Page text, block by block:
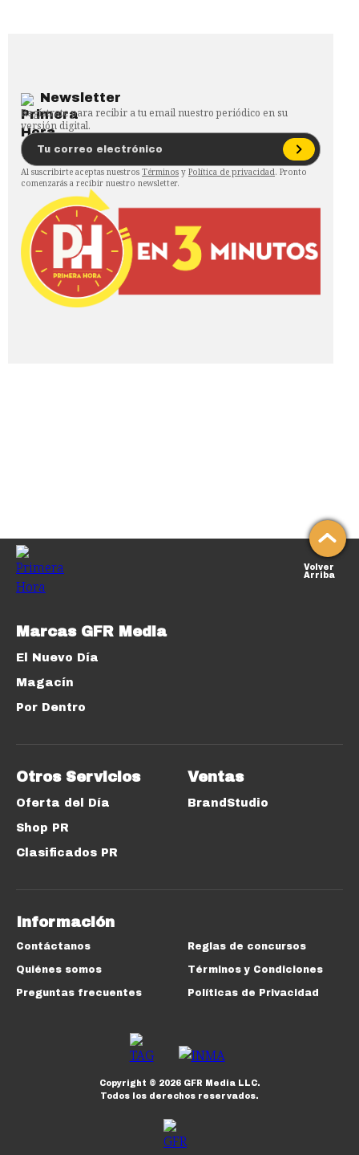
Newsletter
Regístrate para recibir a tu email nuestro periódico en su
versión digital.
Al suscribirte aceptas nuestros Términos y Política de privacidad. Pronto
comenzarás a recibir nuestro newsletter.
Volver
Arriba
Marcas GFR Media
El Nuevo Día
Magacín
Por Dentro
Otros Servicios
Oferta del Día
Shop PR
Clasificados PR
Ventas
BrandStudio
Información
Contáctanos
Quiénes somos
Preguntas frecuentes
Reglas de concursos
Términos y Condiciones
Políticas de Privacidad
Copyright © 2026GFR Media LLC.
Todos los derechos reservados.